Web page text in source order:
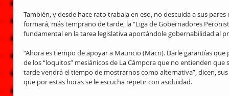
También, y desde hace rato trabaja en eso, no descuida a sus
formará, más temprano de tarde, la “Liga de Gobernadores
fundamental en la tarea legislativa aportándole gobernabilidad al
“Ahora es tiempo de apoyar a Mauricio (Macri). Darle garantías
de los “loquitos” mesiánicos de La Cámpora que no entienden
tarde vendrá el tiempo de mostrarnos como alternativa”, dicen,
que por estas horas se le escucha repetir con asiduidad.